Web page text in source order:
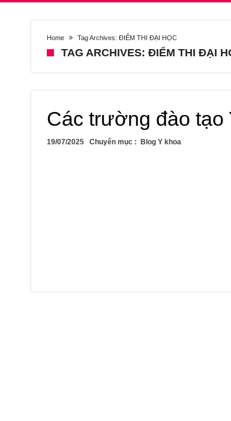
Home Tag Archives: ĐIỂM THI ĐẠI HỌC
TAG ARCHIVES: ĐIỂM THI ĐẠI
Các trường đào tạo
19/07/2025 Chuyên mục : Blog Y khoa